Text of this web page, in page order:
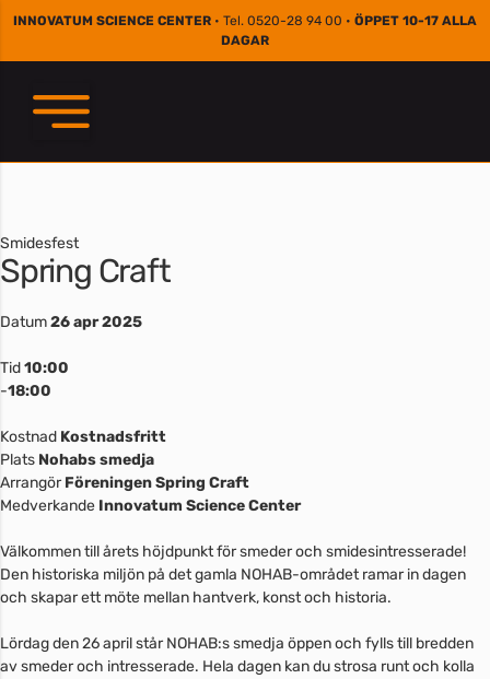
INNOVATUM SCIENCE CENTER • Tel. 0520-28 94 00 • ÖPPET 10-17 ALLA
DAGAR
Smidesfest
Spring Craft
Datum26 apr 2025
Tid10:00
-18:00
Kostnad Kostnadsfritt
Plats Nohabs smedja
ArrangörFöreningen Spring Craft
Medverkande Innovatum Science Center
Välkommen till årets höjdpunkt för smeder och smidesintresserade!
Den historiska miljön på det gamla NOHAB-området ramar in dagen
och skapar ett möte mellan hantverk, konst och historia.
Lördag den 26 april står NOHAB:s smedja öppen och fylls till bredden
av smeder och intresserade. Hela dagen kan du strosa runt och kolla